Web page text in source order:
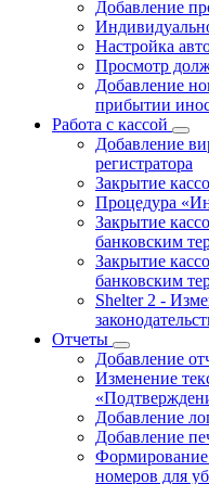
Добавление
Настройка
Просмотр
Добавление
прибытии
Работа с кассой
Добавление
регистратора
Закрытие
Процедура
Закрытие
банковским
Закрытие
банковским
Shelter 2 -
Отчеты
Добавление
Изменение
Добавление
Добавление
номеров для